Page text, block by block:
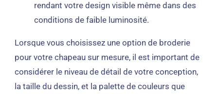
rendant votre design visible même dans des
conditions de faible luminosité.
Lorsque vous choisissez une option de broderie
pour votre chapeau sur mesure, il est important de
considérer le niveau de détail de votre conception,
la taille du dessin, et la palette de couleurs que